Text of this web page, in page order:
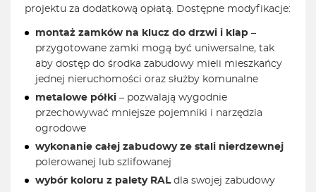
projektu za dodatkową opłatą. Dostępne modyfikacje:
montaż zamków na klucz do drzwi i klap –
przygotowane zamki mogą być uniwersalne, tak
aby dostęp do środka zabudowy mieli mieszkańcy
jednej nieruchomości oraz służby komunalne
metalowe półki – pozwalają wygodnie
przechowywać mniejsze pojemniki i narzędzia
ogrodowe
wykonanie całej zabudowy ze stali nierdzewnej
polerowanej lub szlifowanej
wybór koloru z palety RALdla swojej zabudowy